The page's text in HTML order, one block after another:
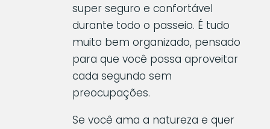
super seguro e confortável
durante todo o passeio. É tudo
muito bem organizado, pensado
para que você possa aproveitar
cada segundo sem
preocupações.
Se você ama a natureza e quer